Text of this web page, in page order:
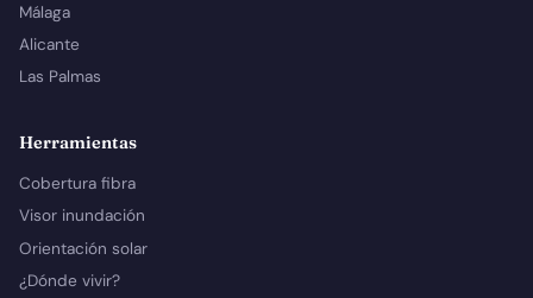
Málaga
Alicante
Las Palmas
Herramientas
Cobertura fibra
Visor inundación
Orientación solar
¿Dónde vivir?